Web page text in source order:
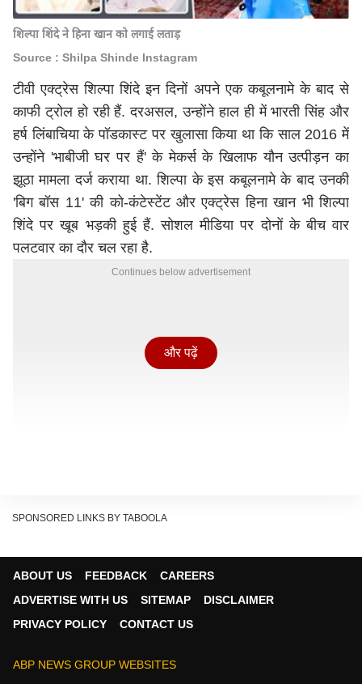
शिल्पा शिंदे ने हिना खान को लगाई लताड़
Source : Shilpa Shinde Instagram
टीवी एक्ट्रेस शिल्पा शिंदे इन दिनों अपने एक कबूलनामे के बाद से
काफी ट्रोल हो रही हैं. दरअसल, उन्होंने हाल ही में भारती सिंह और
हर्ष लिंबाचिया के पॉडकास्ट पर खुलासा किया था कि साल 2016 में
उन्होंने 'भाबीजी घर पर हैं' के मेकर्स के खिलाफ यौन उत्पीड़न का
झूठा मामला दर्ज कराया था. शिल्पा के इस कबूलनामे के बाद उनकी
'बिग बॉस 11' की को-कंटेस्टेंट और एक्ट्रेस हिना खान भी शिल्पा
शिंदे पर खूब भड़की हुई हैं. सोशल मीडिया पर दोनों के बीच वार
पलटवार का दौर चल रहा है.
Continues below advertisement
अब शिल्पा ने इस लड़ाई में पटना वाले खान सर की एंट्री करा दी है.
और पढ़ें
SPONSORED LINKS BY TABOOLA
ABOUT US FEEDBACK
CAREERS
ADVERTISE WITH US
SITEMAP
DISCLAIMER
PRIVACY POLICY
CONTACT US
ABP NEWS GROUP WEBSITES